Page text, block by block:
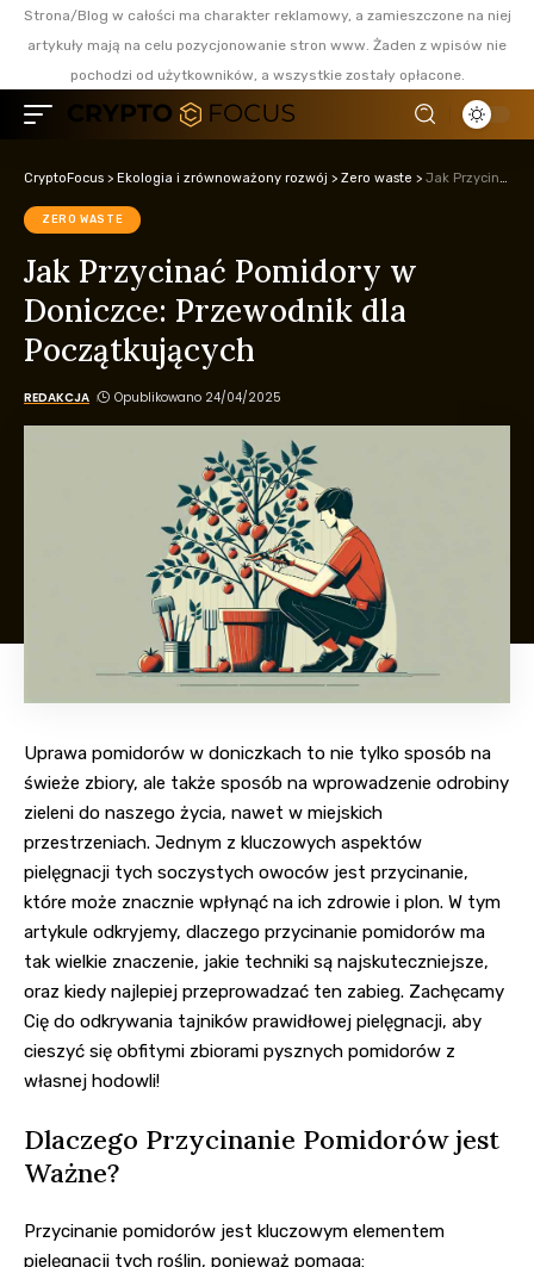
Strona/Blog w całości ma charakter reklamowy, a zamieszczone na niej
artykuły mają na celu pozycjonowanie stron www. Żaden z wpisów nie
pochodzi od użytkowników, a wszystkie zostały opłacone.
CryptoFocus > Ekologia i zrównoważony rozwój > Zero waste > Jak Przycinać Pomidory w Doniczce: Przewodnik dla Początkujących
ZERO WASTE
Jak Przycinać Pomidory w
Doniczce: Przewodnik dla
Początkujących
REDAKCJA Opublikowano 24/04/2025
Uprawa pomidorów w doniczkach to nie tylko sposób na
świeże zbiory, ale także sposób na wprowadzenie odrobiny
zieleni do naszego życia, nawet w miejskich
przestrzeniach. Jednym z kluczowych aspektów
pielęgnacji tych soczystych owoców jest przycinanie,
które może znacznie wpłynąć na ich zdrowie i plon. W tym
artykule odkryjemy, dlaczego przycinanie pomidorów ma
tak wielkie znaczenie, jakie techniki są najskuteczniejsze,
oraz kiedy najlepiej przeprowadzać ten zabieg. Zachęcamy
Cię do odkrywania tajników prawidłowej pielęgnacji, aby
cieszyć się obfitymi zbiorami pysznych pomidorów z
własnej hodowli!
Dlaczego Przycinanie Pomidorów jest
Ważne?
Przycinanie pomidorów jest kluczowym elementem
pielęgnacji tych roślin, ponieważ pomaga: